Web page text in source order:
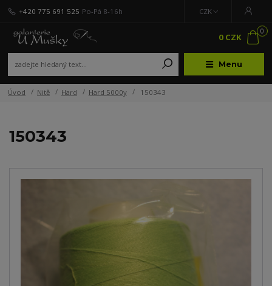
Menu
CZK
+420 775 691 525 Po-Pá 8-16h
0
0 CZK
Úvod Nitě Hard Hard 5000y 150343
150343